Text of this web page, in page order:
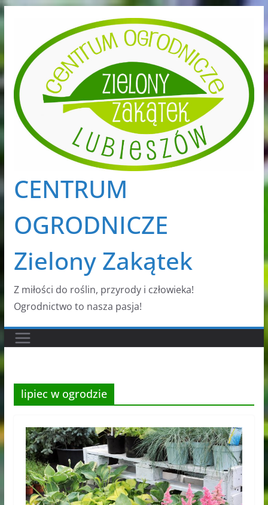
Przejdź
treści
CENTRUM
OGRODNICZE
Zielony Zakątek
Z miłości do roślin, przyrody i człowieka!
Ogrodnictwo to nasza pasja!
lipiec w ogrodzie